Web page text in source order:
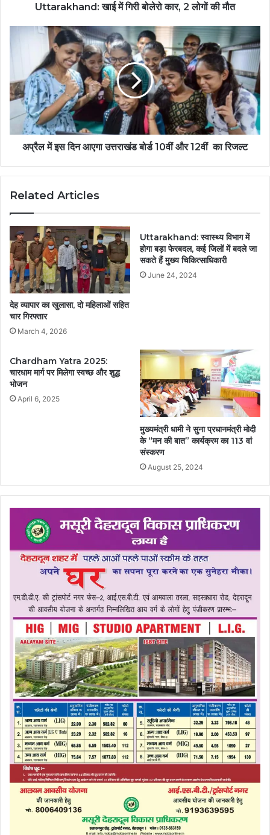
Uttarakhand: खाई में गिरी बोलेरो कार, 2 लोगों की मौत
अप्रैल में इस दिन आएगा उत्तराखंड बोर्ड 10वीं और 12वीं का रिजल्ट
Related Articles
देह व्यापार का खुलासा, दो महिलाओं सहित
चार गिरफ्तार
March 4, 2026
Uttarakhand: स्वास्थ्य विभाग में
होगा बड़ा फेरबदल, कई जिलों में बदले जा
सकते हैं मुख्य चिकित्साधिकारी
June 24, 2024
Chardham Yatra 2025:
चारधाम मार्ग पर मिलेगा स्वच्छ और शुद्ध
भोजन
April 6, 2025
मुख्यमंत्री धामी ने सुना प्रधानमंत्री मोदी
के “मन की बात” कार्यक्रम का 113 वां
संस्करण
August 25, 2024